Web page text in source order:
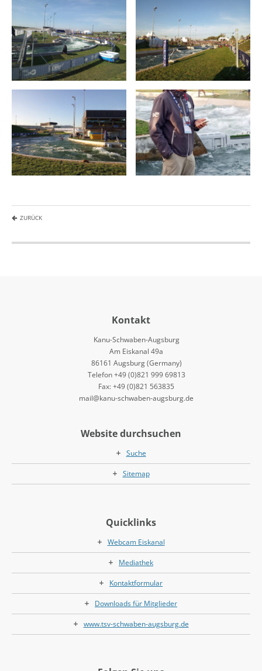
ZURÜCK
Kontakt
Kanu-Schwaben-Augsburg
Am Eiskanal 49a
86161 Augsburg (Germany)
Telefon +49 (0)821 999 69813
Fax: +49 (0)821 563835
mail@kanu-schwaben-augsburg.de
Website durchsuchen
Suche
Sitemap
Quicklinks
Webcam Eiskanal
Mediathek
Kontaktformular
Downloads für Mitglieder
www.tsv-schwaben-augsburg.de